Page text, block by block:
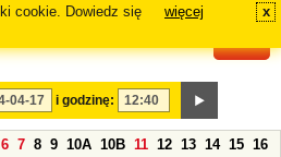
cookie. Dowiedz się
więcej x
i godzinę:
6 7 8 9 10A 10B 11 12 13 14 15 16